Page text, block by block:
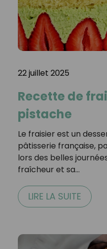
22 juillet 2025
Recette de
pistache
Le fraisier est un
pâtisserie française,
lors des belles
fraîcheur et sa…
LIRE LA SUITE